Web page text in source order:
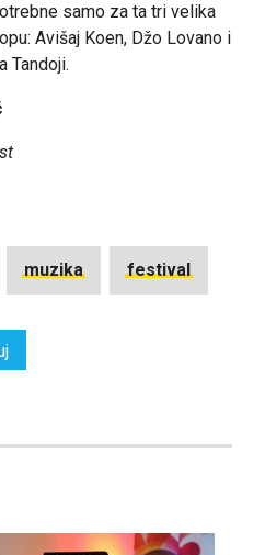
samo za ta tri velika
Avišaj Koen, Džo Lovano i
Tandoji.
muzika festival